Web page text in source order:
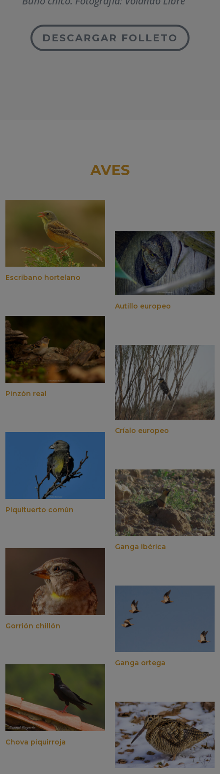
DESCARGAR FOLLETO
AVES
Escribano hortelano
Pinzón real
Piquituerto común
Gorrión chillón
Chova piquirroja
Autillo europeo
Críalo europeo
Ganga ibérica
Ganga ortega